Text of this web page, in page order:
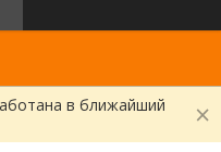
в ближайший